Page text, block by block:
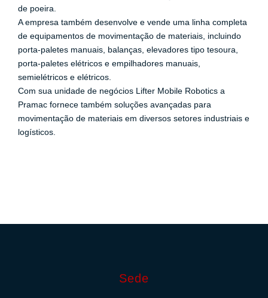
de poeira.
A empresa também desenvolve e vende uma linha completa
de equipamentos de movimentação de materiais, incluindo
porta-paletes manuais, balanças, elevadores tipo tesoura,
porta-paletes elétricos e empilhadores manuais,
semielétricos e elétricos.
Com sua unidade de negócios Lifter Mobile Robotics a
Pramac fornece também soluções avançadas para
movimentação de materiais em diversos setores industriais e
logísticos.
Sede